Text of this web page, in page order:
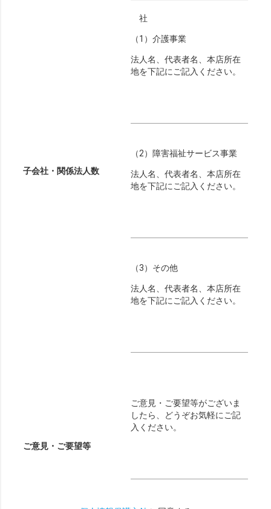
子会社・関係法人数
社
（1）介護事業
法人名、代表者名、本店所在
地を下記にご記入ください。
（2）障害福祉サービス事業
法人名、代表者名、本店所在
地を下記にご記入ください。
（3）その他
法人名、代表者名、本店所在
地を下記にご記入ください。
ご意見・ご要望等
ご意見・ご要望等がございま
したら、どうぞお気軽にご記
入ください。